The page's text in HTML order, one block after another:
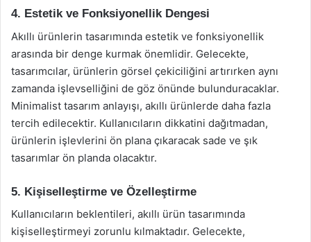
4. Estetik ve Fonksiyonellik Dengesi
Akıllı ürünlerin tasarımında estetik ve fonksiyonellik
arasında bir denge kurmak önemlidir. Gelecekte,
tasarımcılar, ürünlerin görsel çekiciliğini artırırken aynı
zamanda işlevselliğini de göz önünde bulunduracaklar.
Minimalist tasarım anlayışı, akıllı ürünlerde daha fazla
tercih edilecektir. Kullanıcıların dikkatini dağıtmadan,
ürünlerin işlevlerini ön plana çıkaracak sade ve şık
tasarımlar ön planda olacaktır.
5. Kişiselleştirme ve Özelleştirme
Kullanıcıların beklentileri, akıllı ürün tasarımında
kişiselleştirmeyi zorunlu kılmaktadır. Gelecekte,